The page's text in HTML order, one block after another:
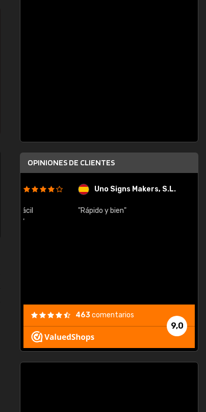
OPINIONES DE CLIENTES
Uno Signs Makers, S.L.
"Rápido y bien"
9,0
463comentarios